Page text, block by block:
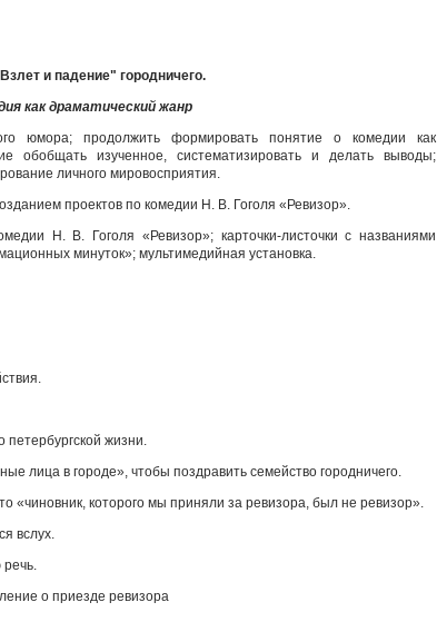
и падение" городничего.
какдраматический жанр
юмора; продолжить форми­ровать понятие о комедии как
обобщать изученное, систематизировать и делать выводы;
личного мировосприятия.
проектов по ко­медии Н. В. Гоголя «Ревизор».
Н. В. Гоголя «Реви­зор»; карточки-листочки с названиями
минуток»; мультимедийная установка.
жизни.
лица в городе», чтобы поздравить семейство городничего.
«чиновник, кото­рого мы приняли за ревизора, был не ревизор».
вслух.
речь.
о приезде ре­визора